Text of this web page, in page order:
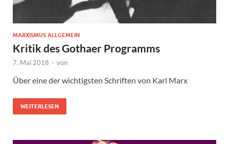
MARXISMUS ALLGEMEIN
Kritik des Gothaer Programms
7. Mai 2018 - von
Über eine der wichtigsten Schriften von Karl Marx
WEITERLESEN